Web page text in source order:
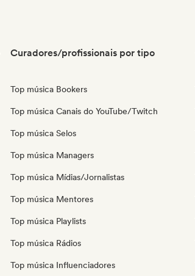
Curadores/profissionais por tipo
Top música Bookers
Top música Canais do YouTube/Twitch
Top música Selos
Top música Managers
Top música Mídias/Jornalistas
Top música Mentores
Top música Playlists
Top música Rádios
Top música Influenciadores